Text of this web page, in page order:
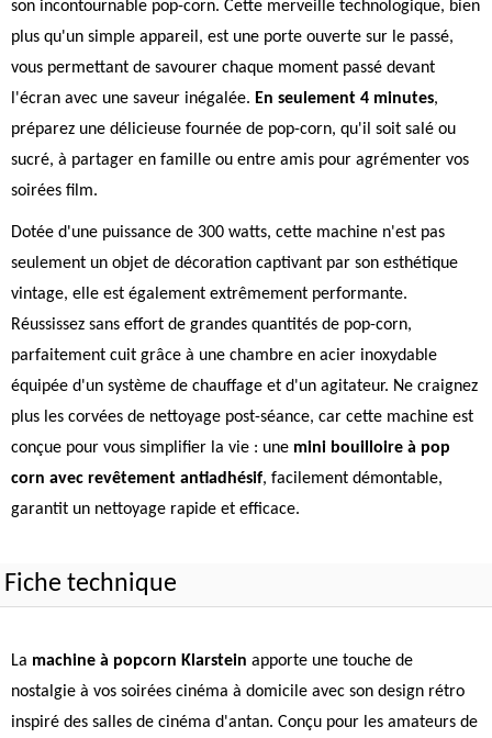
son incontournable pop-corn. Cette merveille technologique, bien
plus qu'un simple appareil, est une porte ouverte sur le passé,
vous permettant de savourer chaque moment passé devant
l'écran avec une saveur inégalée. En seulement 4 minutes,
préparez une délicieuse fournée de pop-corn, qu'il soit salé ou
sucré, à partager en famille ou entre amis pour agrémenter vos
soirées film.
Dotée d'une puissance de 300 watts, cette machine n'est pas
seulement un objet de décoration captivant par son esthétique
vintage, elle est également extrêmement performante.
Réussissez sans effort de grandes quantités de pop-corn,
parfaitement cuit grâce à une chambre en acier inoxydable
équipée d'un système de chauffage et d'un agitateur. Ne craignez
plus les corvées de nettoyage post-séance, car cette machine est
conçue pour vous simplifier la vie : une mini bouilloire à pop
corn avec revêtement antiadhésif, facilement démontable,
garantit un nettoyage rapide et efficace.
Fiche technique
La machine à popcorn Klarstein apporte une touche de
nostalgie à vos soirées cinéma à domicile avec son design rétro
inspiré des salles de cinéma d'antan. Conçu pour les amateurs de